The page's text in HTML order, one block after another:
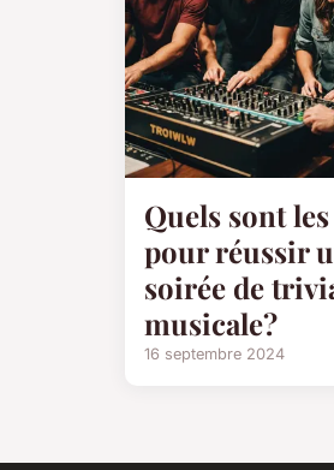
Quels sont
pour réussir
soirée de
musicale?
16 septembre 2024